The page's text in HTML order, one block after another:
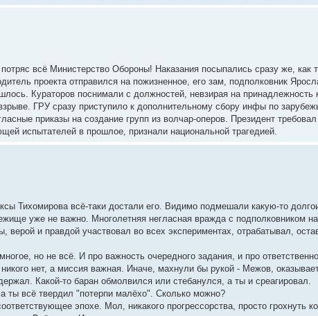
всё Министерство Обороны! Наказания посыпались сразу же, как
проекта отправился на пожизненное, его зам, подполковник
Кураторов поснимали с должностей, невзирая на
взрыве. ГРУ сразу приступило к дополнительному сбору инфы по
приказы на создание групп из волчар-оперов. Президент
испытателей в прошлое, признали национальной трагедией.
Тихомирова всё-таки достали его. Видимо подмешали какую-то
уже не важно. Многолетняя негласная вражда с подполковником
верой и правдой участвовал во всех экспериментах, отрабатывал,
но не всё. И про важность очередного задания, и про
нет, а миссия важная. Иначе, махнули бы рукой - Межов,
Какой-то баран обмолвился или стебанулся, а ты и среагировал.
ты всё твердил "потерпи малёхо". Сколько можно?
эпохе. Мол, никакого прогрессорства, просто грохнуть